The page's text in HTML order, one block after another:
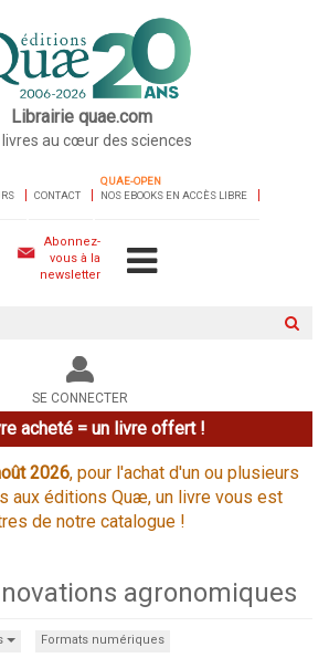
Librairie quae.com
livres au cœur des sciences
CONTACT
QUAE-OPEN
NOS EBOOKS EN ACCÈS LIBRE
Abonnez-
vous à la
newsletter
le
site
SE CONNECTER
acheté = un livre offert !
2026, pour l'achat d'un ou plusieurs
aux éditions Quæ, un livre vous est
de notre catalogue !
agronomiques
Formats numériques